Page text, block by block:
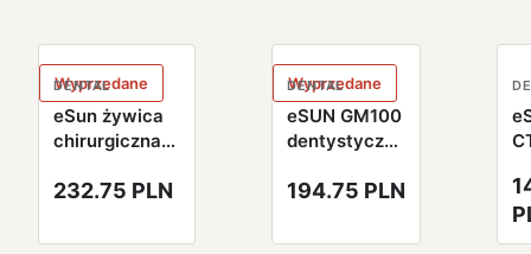
Wyprzedane
DENTAL
eSun żywica
chirurgiczna
Transparentna
232.75 PLN
Wyprzedane
DENTAL
eSUN GM100
dentystyczna
dziąsłowych
Resin rożowa
194.75 PLN